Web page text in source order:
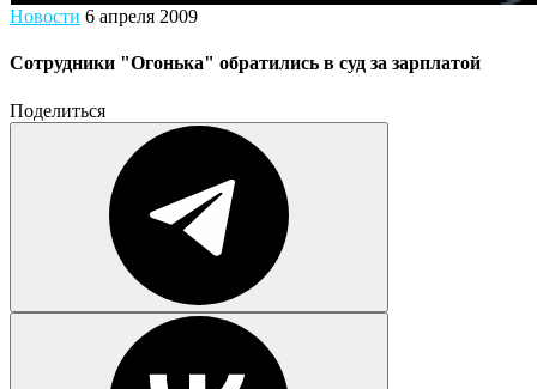
Новости 6 апреля 2009
Сотрудники "Огонька" обратились в суд за зарплатой
Поделиться